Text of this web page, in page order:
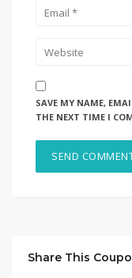
SAVE MY NAME,
THE NEXT TIME I
Share This